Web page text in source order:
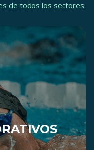
de todos los sectores.